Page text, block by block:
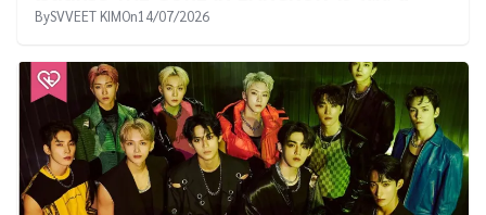
BySVVEET KIMOn14/07/2026